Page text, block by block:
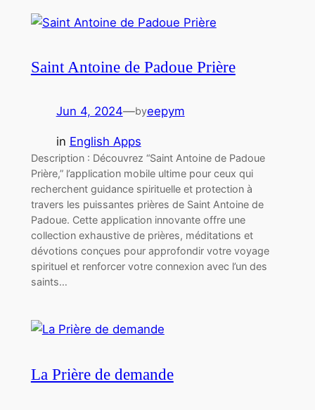
Saint Antoine de Padoue Prière
Jun 4, 2024—byeepym
in English Apps
Description : Découvrez “Saint Antoine de Padoue
Prière,” l’application mobile ultime pour ceux qui
recherchent guidance spirituelle et protection à
travers les puissantes prières de Saint Antoine de
Padoue. Cette application innovante offre une
collection exhaustive de prières, méditations et
dévotions conçues pour approfondir votre voyage
spirituel et renforcer votre connexion avec l’un des
saints…
La Prière de demande